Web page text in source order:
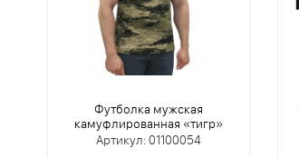
Футболка мужская
камуфлированная «тигр»
Артикул: 01100054